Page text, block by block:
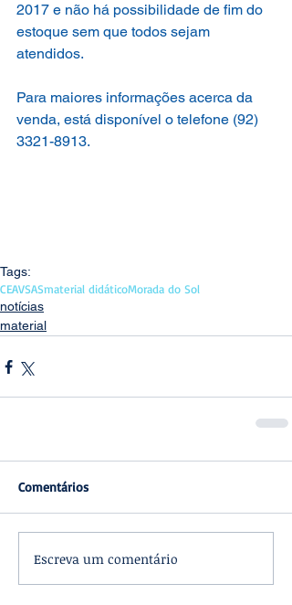
2017 e não há possibilidade de fim do
estoque sem que todos sejam
atendidos.
Para maiores informações acerca da
venda, está disponível o telefone (92)
3321-8913.
Tags:
CEAVSASmaterial didáticoMorada do Sol
notícias
material
Comentários
Escreva um comentário